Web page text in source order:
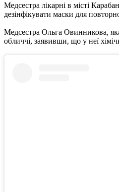
Медсестра лікарні в місті
дезінфікувати маски для
Медсестра Ольга Овинникова,
обличчі, заявивши, що у неї